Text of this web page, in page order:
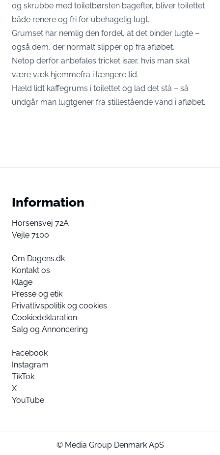
og skrubbe med toiletbørsten bagefter, bliver toilettet
både renere og fri for ubehagelig lugt.
Grumset har nemlig den fordel, at det binder lugte –
også dem, der normalt slipper op fra afløbet.
Netop derfor anbefales tricket især, hvis man skal
være væk hjemmefra i længere tid.
Hæld lidt kaffegrums i toilettet og lad det stå – så
undgår man lugtgener fra stillestående vand i afløbet.
Information
Horsensvej 72A
Vejle 7100
Om Dagens.dk
Kontakt os
Klage
Presse og etik
Privatlivspolitik og cookies
Cookiedeklaration
Salg og Annoncering
Facebook
Instagram
TikTok
X
YouTube
© Media Group Denmark ApS